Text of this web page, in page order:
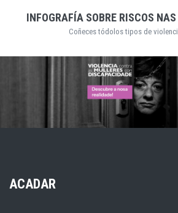
INFOGRAFÍA SOBRE RISCOS
Coñeces tódolos tipos de
ACADAR